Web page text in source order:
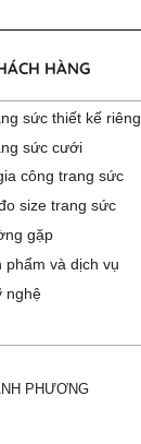
HÀNG
sức thiết kế riêng
sức cưới
công trang sức
size trang sức
gặp
phẩm và dịch vụ
nghệ
PHƯƠNG